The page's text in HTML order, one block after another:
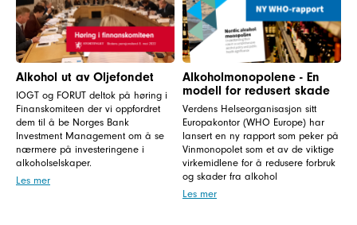
Alkohol ut av Oljefondet
IOGT og FORUT deltok på høring i
Finanskomiteen der vi oppfordret
dem til å be Norges Bank
Investment Management om å se
nærmere på investeringene i
alkoholselskaper.
Les mer
Alkoholmonopolene - En
modell for redusert skade
Verdens Helseorganisasjon sitt
Europakontor (WHO Europe) har
lansert en ny rapport som peker på
Vinmonopolet som et av de viktige
virkemidlene for å redusere forbruk
og skader fra alkohol
Les mer